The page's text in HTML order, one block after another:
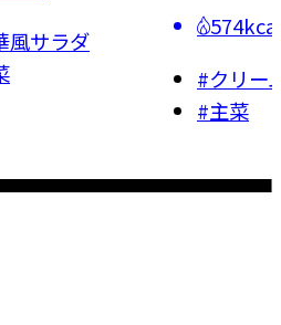
風サラダ
#クリー
#主菜